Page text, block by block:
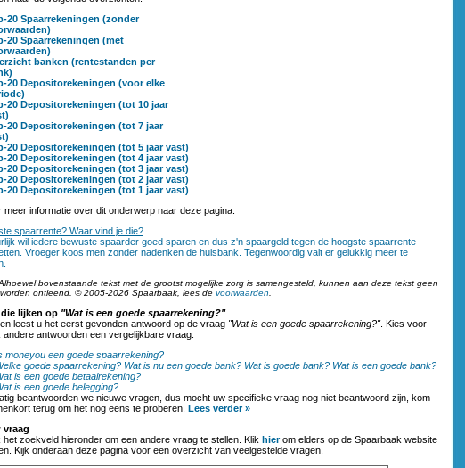
20 Spaarrekeningen (zonder
20 Spaarrekeningen (met
banken (rentestanden per
20 Depositorekeningen (voor elke
20 Depositorekeningen (tot 10 jaar
20 Depositorekeningen (tot 7 jaar
20 Depositorekeningen (tot 5 jaar vast)
20 Depositorekeningen (tot 4 jaar vast)
20 Depositorekeningen (tot 3 jaar vast)
20 Depositorekeningen (tot 2 jaar vast)
20 Depositorekeningen (tot 1 jaar vast)
meer informatie over dit onderwerp naar deze pagina:
spaarrente? Waar vind je die?
wil iedere bewuste spaarder goed sparen en dus z'n spaargeld tegen de hoogste spaarrente
Vroeger koos men zonder nadenken de huisbank. Tegenwoordig valt er gelukkig meer te
bovenstaande tekst met de grootst mogelijke zorg is samengesteld, kunnen aan deze tekst geen
ontleend. © 2005-2026 Spaarbaak, lees de voorwaarden
die lijken op "Wat is een goede spaarrekening?"
leest u het eerst gevonden antwoord op de vraag "Wat is een goede spaarrekening?". Kies voor
andere antwoorden een vergelijkbare vraag:
moneyou een goede spaarrekening?
goede spaarrekening? Wat is nu een goede bank? Wat is goede bank? Wat is een goede bank?
is een goede betaalrekening?
is een goede belegging?
beantwoorden we nieuwe vragen, dus mocht uw specifieke vraag nog niet beantwoord zijn, kom
terug om het nog eens te proberen. Lees verder »
vraag
het zoekveld hieronder om een andere vraag te stellen. Klik hierom elders op de Spaarbaak website
Kijk onderaan deze pagina voor een overzicht van veelgestelde vragen.